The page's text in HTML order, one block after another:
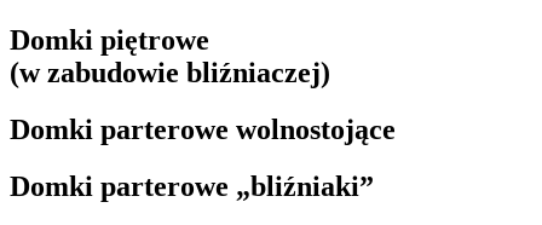
Domki piętrowe
(w zabudowie bliźniaczej)
Domki parterowe wolnostojące
Domki parterowe „bliźniaki”